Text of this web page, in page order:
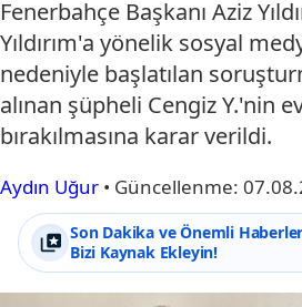
Fenerbahçe Başkanı Aziz
Yıldırım'a yönelik sosyal
nedeniyle başlatılan
alınan şüpheli Cengiz Y.'nin
bırakılmasına karar verildi.
Aydın Uğur • Güncellenme:
Son Dakika ve Önemli
Bizi Kaynak Ekleyin!